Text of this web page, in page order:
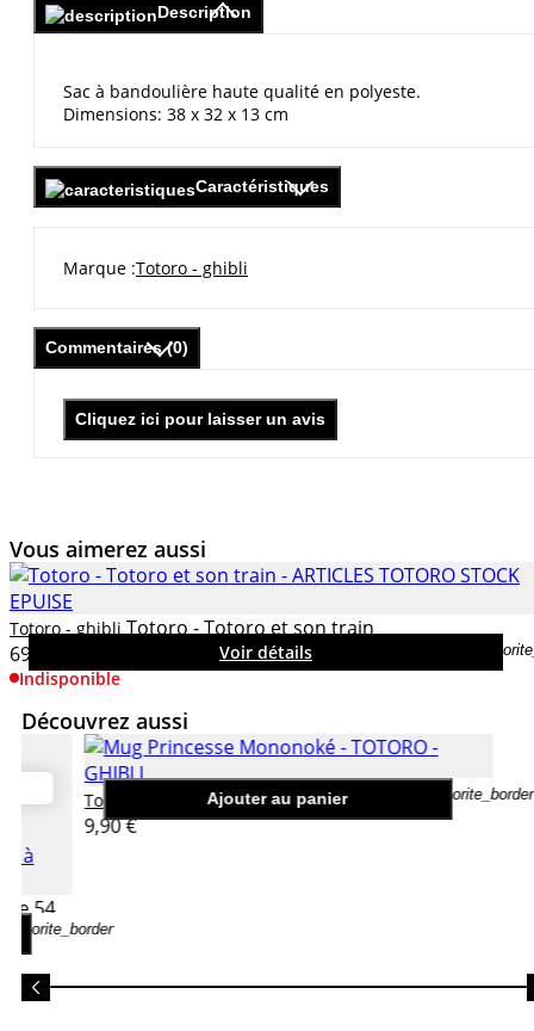
Description
Sac à bandoulière haute qualité en polyeste.
Dimensions: 38 x 32 x 13 cm
Caractéristiques
Marque Totoro - ghibli
Commentaires (0)
Cliquez ici pour laisser un avis
Vous aimerez aussi
Voir détails
Totoro - ghibli Totoro - Totoro et son train
69,95 €
Indisponible
Découvrez aussi
favorite_border
de 54
Ajouter au panier favorite_border
Totoro - ghibli
Mug Princesse Mononoké
9,90 €